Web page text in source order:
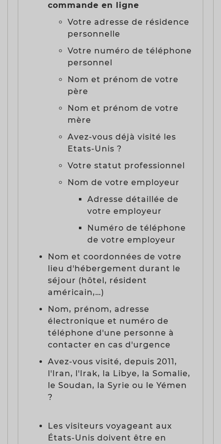
commande en ligne
Votre adresse de résidence
personnelle
Votre numéro de téléphone
personnel
Nom et prénom de votre
père
Nom et prénom de votre
mère
Avez-vous déjà visité les
Etats-Unis ?
Votre statut professionnel
Nom de votre employeur
Adresse détaillée de
votre employeur
Numéro de téléphone
de votre employeur
Nom et coordonnées de votre
lieu d'hébergement durant le
séjour (hôtel, résident
américain,…)
Nom, prénom, adresse
électronique et numéro de
téléphone d'une personne à
contacter en cas d'urgence
Avez-vous visité, depuis 2011,
l'Iran, l'Irak, la Libye, la Somalie,
le Soudan, la Syrie ou le Yémen
?
Les visiteurs voyageant aux
États-Unis doivent être en